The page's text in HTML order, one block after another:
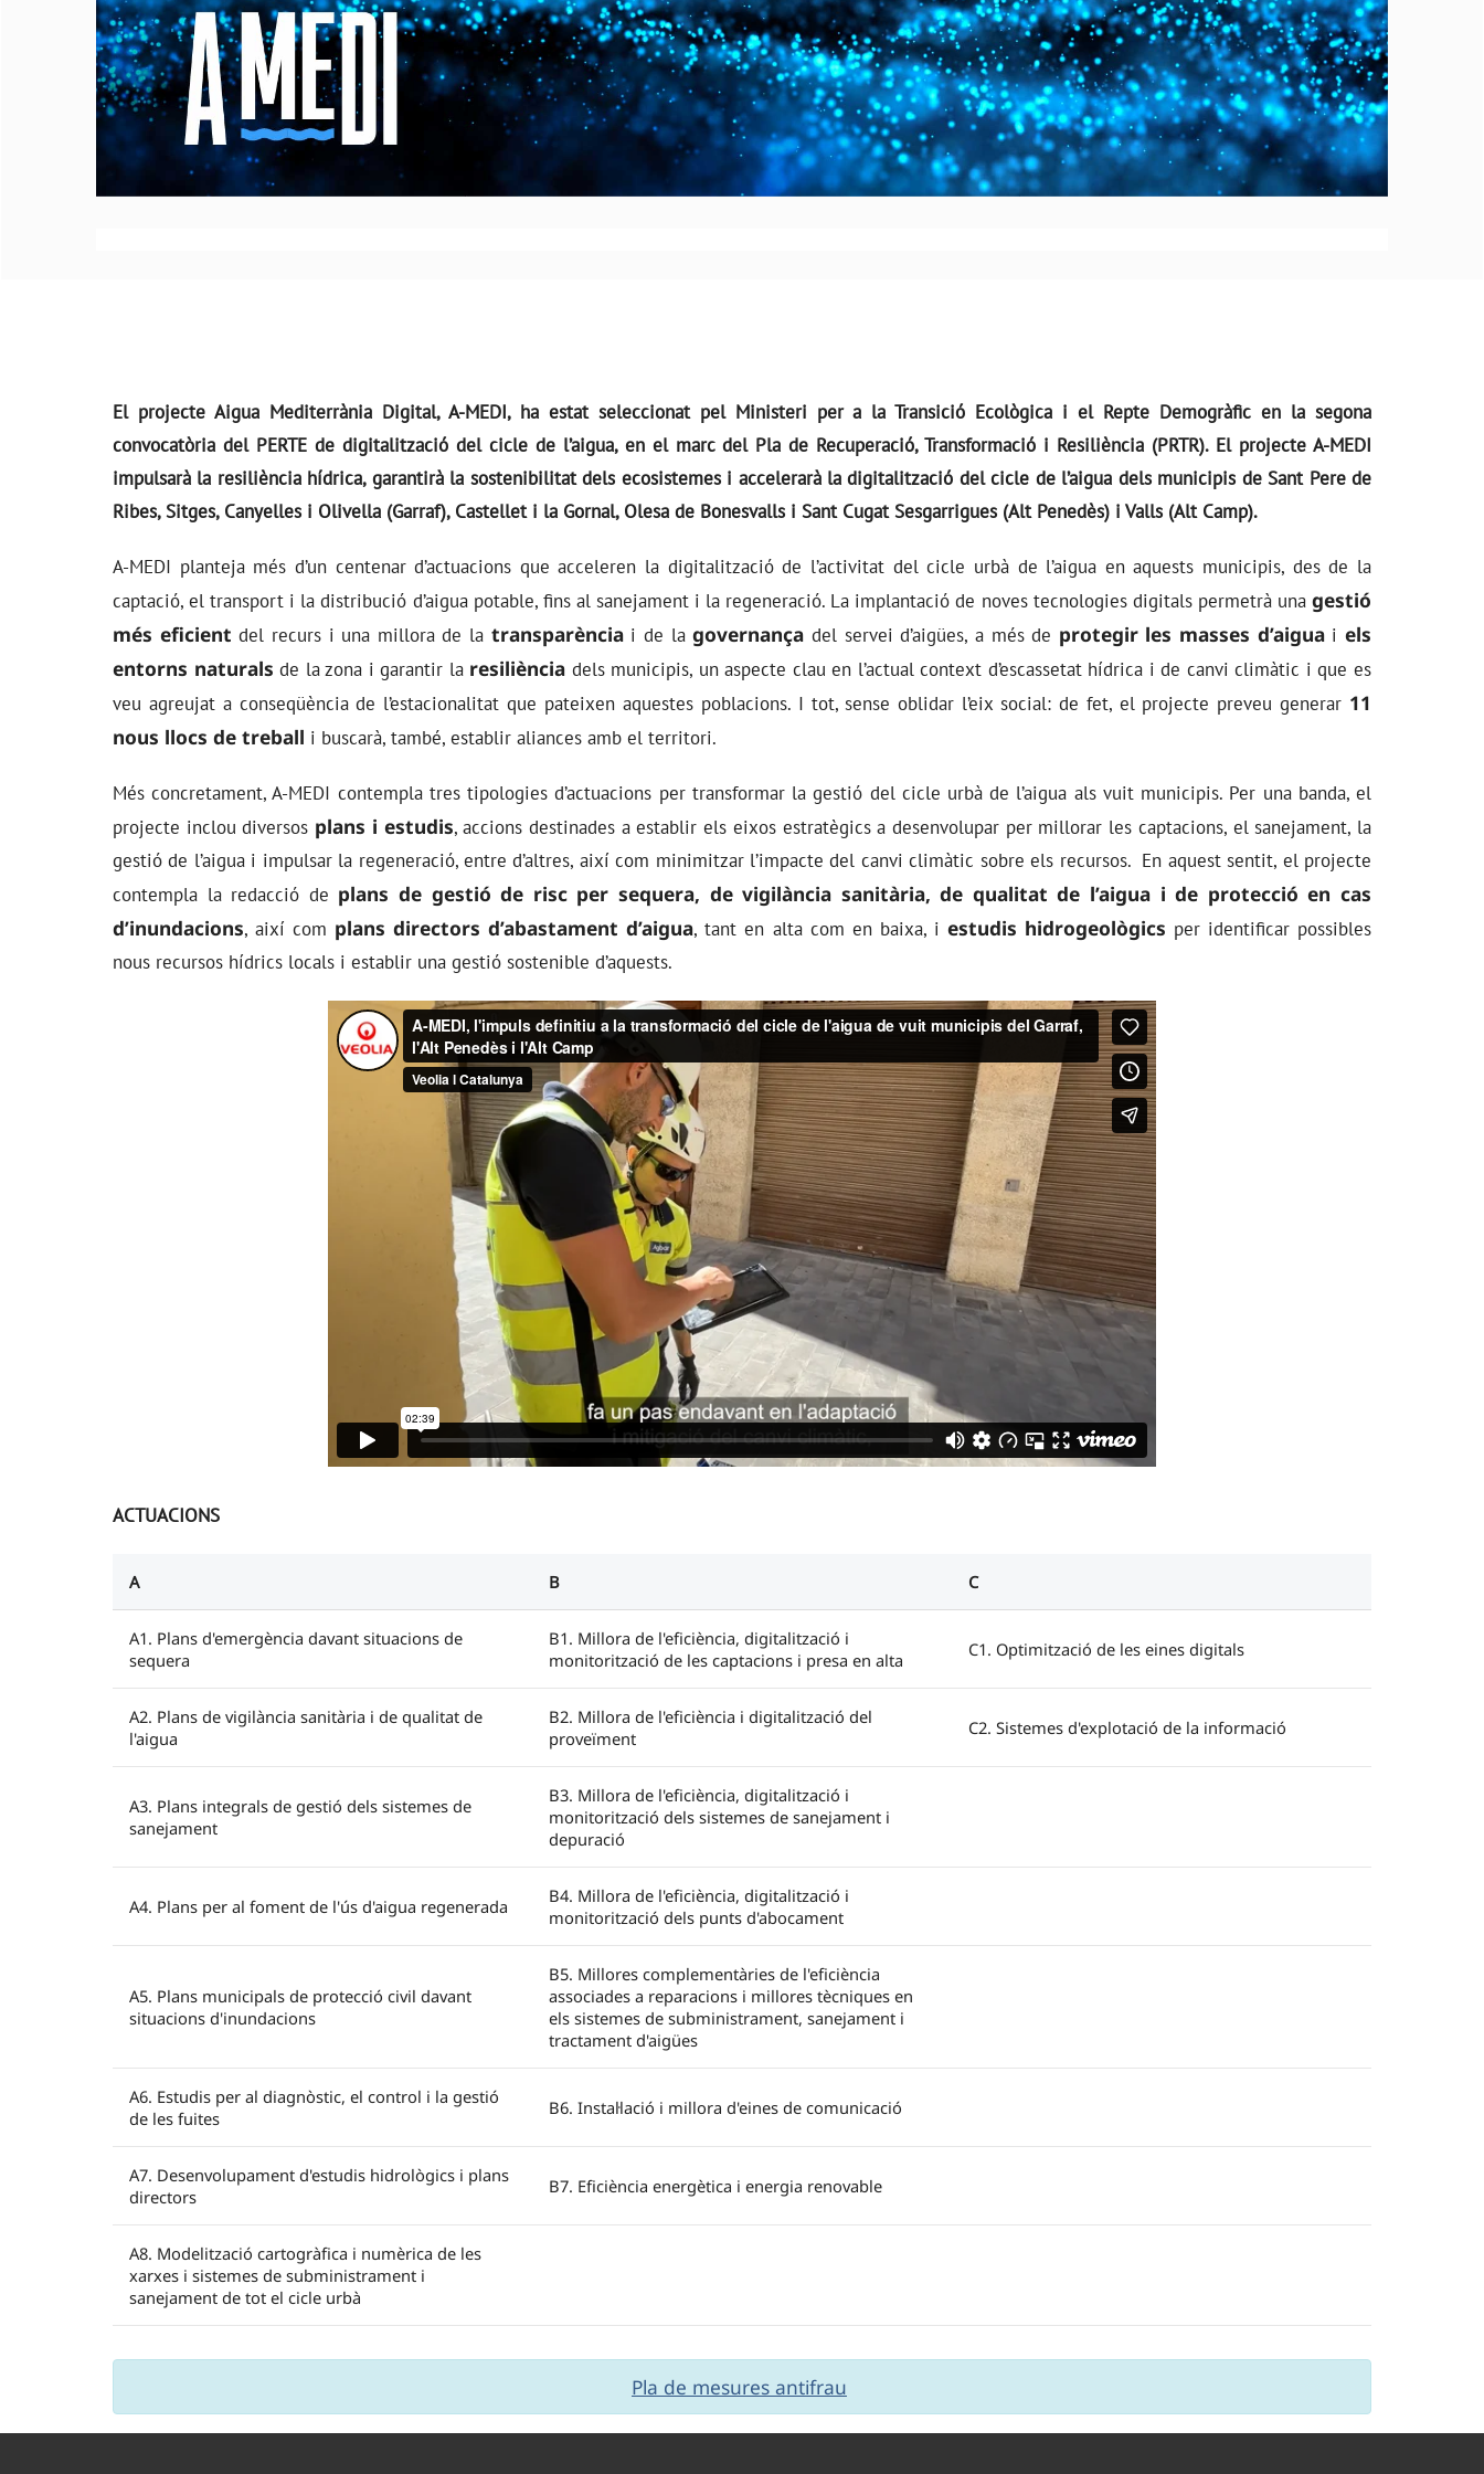
El projecte Aigua Mediterrània Digital, A-MEDI, ha estat seleccionat pel Ministeri per a la Transició Ecològica i el Repte Demogràfic en la segona
convocatòria del PERTE de digitalització del cicle de l’aigua, en el marc del Pla de Recuperació, Transformació i Resiliència (PRTR). El projecte A-MEDI
impulsarà la resiliència hídrica, garantirà la sostenibilitat dels ecosistemes i accelerarà la digitalització del cicle de l’aigua dels municipis de Sant Pere de
Ribes, Sitges, Canyelles i Olivella (Garraf), Castellet i la Gornal, Olesa de Bonesvalls i Sant Cugat Sesgarrigues (Alt Penedès) i Valls (Alt Camp).
A-MEDI planteja més d’un centenar d’actuacions que acceleren la digitalització de l’activitat del cicle urbà de l’aigua en aquests municipis, des de la
captació, el transport i la distribució d’aigua potable, fins al sanejament i la regeneració. La implantació de noves tecnologies digitals permetrà una gestió
més eficient del recurs i una millora de la transparènciai de lagovernança del servei d’aigües, a més de protegir les masses d’aiguaiels
entorns naturals de la zona i garantir la resiliència dels municipis, un aspecte clau en l’actual context d’escassetat hídrica i de canvi climàtic i que es
veu agreujat a conseqüència de l’estacionalitat que pateixen aquestes poblacions. I tot, sense oblidar l’eix social: de fet, el projecte preveu generar 11
nous llocs de treball i buscarà, també, establir aliances amb el territori.
Més concretament, A-MEDI contempla tres tipologies d’actuacions per transformar la gestió del cicle urbà de l’aigua als vuit municipis. Per una banda, el
projecte inclou diversos plans i estudis, accions destinades a establir els eixos estratègics a desenvolupar per millorar les captacions, el sanejament, la
gestió de l’aigua i impulsar la regeneració, entre d’altres, així com minimitzar l’impacte del canvi climàtic sobre els recursos. En aquest sentit, el projecte
contempla la redacció de plans de gestió de risc per sequera, de vigilància sanitària, de qualitat de l’aigua i de protecció en cas
d’inundacions, així com plans directors d’abastament d’aigua, tant en alta com en baixa, i estudis hidrogeològics per identificar possibles
nous recursos hídrics locals i establir una gestió sostenible d’aquests.
ACTUACIONS
A B C
A1. Plans d'emergència davant situacions de
sequera
B1. Millora de l'eficiència, digitalització i
monitorització de les captacions i presa en alta
C1. Optimització de les eines digitals
A2. Plans de vigilància sanitària i de qualitat de
l'aigua
B2. Millora de l'eficiència i digitalització del
proveïment
C2. Sistemes d'explotació de la informació
A3. Plans integrals de gestió dels sistemes de
sanejament
B3. Millora de l'eficiència, digitalització i
monitorització dels sistemes de sanejament i
depuració
A4. Plans per al foment de l'ús d'aigua regenerada
B4. Millora de l'eficiència, digitalització i
monitorització dels punts d'abocament
A5. Plans municipals de protecció civil davant
situacions d'inundacions
B5. Millores complementàries de l'eficiència
associades a reparacions i millores tècniques en
els sistemes de subministrament, sanejament i
tractament d'aigües
A6. Estudis per al diagnòstic, el control i la gestió
de les fuites
B6. Instal·lació i millora d'eines de comunicació
A7. Desenvolupament d'estudis hidrològics i plans
directors
B7. Eficiència energètica i energia renovable
A8. Modelització cartogràfica i numèrica de les
xarxes i sistemes de subministrament i
sanejament de tot el cicle urbà
Pla de mesures antifrau